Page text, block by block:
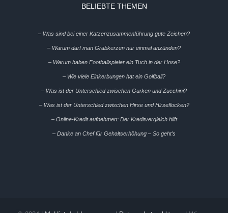
BELIEBTE THEMEN
– Was sind bei einer Katzenzusammenführung gute Zeichen?
– Warum darf man Grabkerzen nur einmal anzünden?
– Warum haben Footballspieler ein Tuch in der Hose?
– Wie viele Einkerbungen hat ein Golfball?
– Was ist der Unterschied zwischen Gurken und Zucchini?
– Was ist der Unterschied zwischen Hirse und Hirseflocken?
– Online-Kredit aufnehmen: Der Kreditvergleich hilft
– Danke an Chef für Gehaltserhöhung – So geht’s